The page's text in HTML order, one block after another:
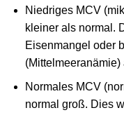
Niedriges MCV
kleiner als normal.
Eisenmangel oder
(Mittelmeeranämie)
Normales MCV
normal groß. Dies